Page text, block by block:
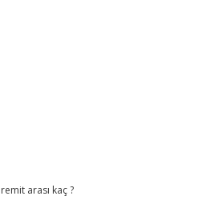
arası kaç ?